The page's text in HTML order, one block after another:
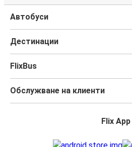
Автобуси
Дестинации
FlixBus
Обслужване на клиенти
Flix App